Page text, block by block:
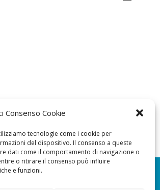
Consenso Cookie
tecnologie come i cookie per
del dispositivo. Il consenso a queste
dati come il comportamento di navigazione o
o ritirare il consenso può influire
e funzioni.